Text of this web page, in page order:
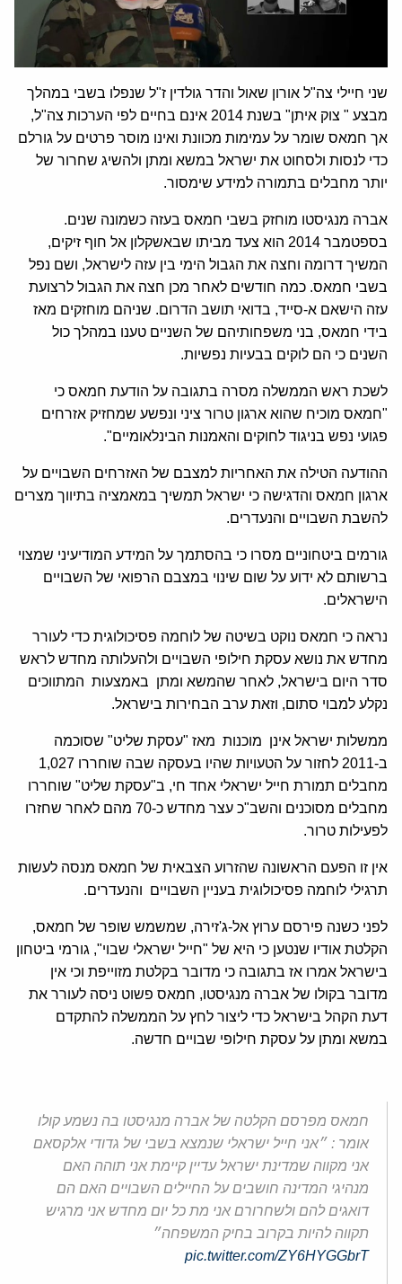
שני חיילי צה"ל אורון שאול והדר גולדין ז"ל שנפלו בשבי במהלך
מבצע " צוק איתן" בשנת 2014 אינם בחיים לפי הערכות צה"ל,
אך חמאס שומר על עמימות מכוונת ואינו מוסר פרטים על גורלם
כדי לנסות ולסחוט את ישראל במשא ומתן ולהשיג שחרור של
יותר מחבלים בתמורה למידע שימסור.
אברה מנגיסטו מוחזק בשבי חמאס בעזה כשמונה שנים.
בספטמבר 2014 הוא צעד מביתו שבאשקלון אל חוף זיקים,
המשיך דרומה וחצה את הגבול הימי בין עזה לישראל, ושם נפל
בשבי חמאס. כמה חודשים לאחר מכן חצה את הגבול לרצועת
עזה הישאם א-סייד, בדואי תושב הדרום. שניהם מוחזקים מאז
בידי חמאס, בני משפחותיהם של השניים טענו במהלך כול
השנים כי הם לוקים בבעיות נפשיות.
לשכת ראש הממשלה מסרה בתגובה על הודעת חמאס כי
"חמאס מוכיח שהוא ארגון טרור ציני ונפשע שמחזיק אזרחים
פגועי נפש בניגוד לחוקים והאמנות הבינלאומיים".
ההודעה הטילה את האחריות למצבם של האזרחים השבויים על
ארגון חמאס והדגישה כי ישראל תמשיך במאמציה בתיווך מצרים
להשבת השבויים והנעדרים.
גורמים ביטחוניים מסרו כי בהסתמך על המידע המודיעיני שמצוי
ברשותם לא ידוע על שום שינוי במצבם הרפואי של השבויים
הישראלים.
נראה כי חמאס נוקט בשיטה של לוחמה פסיכולוגית כדי לעורר
מחדש את נושא עסקת חילופי השבויים ולהעלותה מחדש לראש
סדר היום בישראל, לאחר שהמשא ומתן באמצעות המתווכים
נקלע למבוי סתום, וזאת ערב הבחירות בישראל.
ממשלות ישראל אינן מוכנות מאז "עסקת שליט" שסוכמה
ב-2011 לחזור על הטעויות שהיו בעסקה שבה שוחררו 1,027
מחבלים תמורת חייל ישראלי אחד חי, ב"עסקת שליט" שוחררו
מחבלים מסוכנים והשב"כ עצר מחדש כ-70 מהם לאחר שחזרו
לפעילות טרור.
אין זו הפעם הראשונה שהזרוע הצבאית של חמאס מנסה לעשות
תרגילי לוחמה פסיכולוגית בעניין השבויים והנעדרים.
לפני כשנה פירסם ערוץ אל-ג'זירה, שמשמש שופר של חמאס,
הקלטת אודיו שנטען כי היא של "חייל ישראלי שבוי", גורמי ביטחון
בישראל אמרו אז בתגובה כי מדובר בקלטת מזוייפת וכי אין
מדובר בקולו של אברה מנגיסטו, חמאס פשוט ניסה לעורר את
דעת הקהל בישראל כדי ליצור לחץ על הממשלה להתקדם
במשא ומתן על עסקת חילופי שבויים חדשה.
חמאס מפרסם הקלטה של אברה מנגיסטו בה נשמע קולו
אומר : ״אני חייל ישראלי שנמצא בשבי של גדודי אלקסאם
אני מקווה שמדינת ישראל עדיין קיימת אני תוהה האם
מנהיגי המדינה חושבים על החיילים השבויים האם הם
דואגים להם ולשחרורם אני מת כל יום מחדש אני מרגיש
תקווה להיות בקרוב בחיק המשפחה״
pic.twitter.com/ZY6HYGGbrT